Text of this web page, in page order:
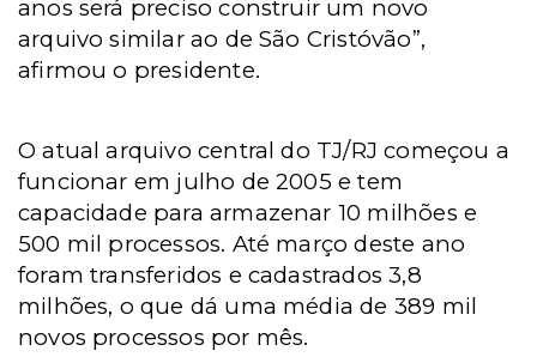
anos será preciso construir um novo
arquivo similar ao de São Cristóvão”,
afirmou o presidente.
O atual arquivo central do TJ/RJ começou a
funcionar em julho de 2005 e tem
capacidade para armazenar 10 milhões e
500 mil processos. Até março deste ano
foram transferidos e cadastrados 3,8
milhões, o que dá uma média de 389 mil
novos processos por mês.